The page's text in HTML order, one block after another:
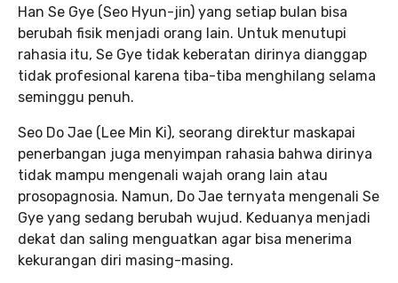
Han Se Gye (Seo Hyun-jin) yang setiap bulan bisa
berubah fisik menjadi orang lain. Untuk menutupi
rahasia itu, Se Gye tidak keberatan dirinya dianggap
tidak profesional karena tiba-tiba menghilang selama
seminggu penuh.
Seo Do Jae (Lee Min Ki), seorang direktur maskapai
penerbangan juga menyimpan rahasia bahwa dirinya
tidak mampu mengenali wajah orang lain atau
prosopagnosia. Namun, Do Jae ternyata mengenali Se
Gye yang sedang berubah wujud. Keduanya menjadi
dekat dan saling menguatkan agar bisa menerima
kekurangan diri masing-masing.